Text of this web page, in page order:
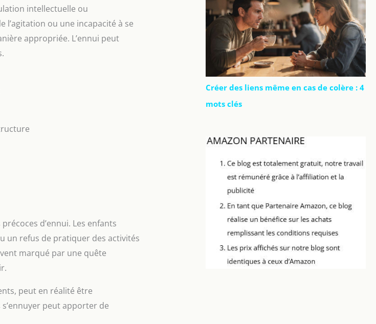
intellectuelle ou
l’agitation ou une incapacité à se
appropriée. L’ennui peut
d’ennui. Les enfants
un refus de pratiquer des activités
marqué par une quête
peut en réalité être
peut apporter de
Créer des liens même en cas de colère : 4
mots clés